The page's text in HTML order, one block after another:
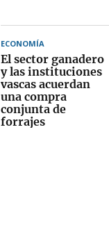
ECONOMÍA
El sector ganadero
y las instituciones
vascas acuerdan
una compra
conjunta de
forrajes